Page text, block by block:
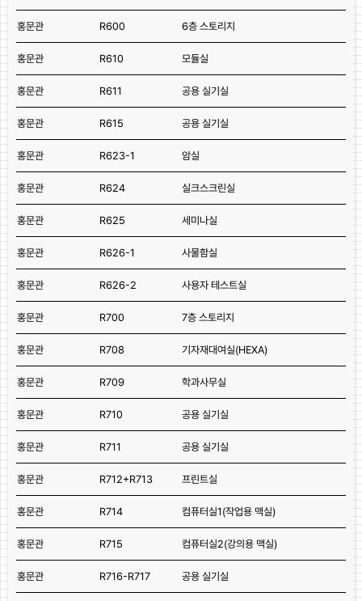
홍문관 R600 6층 스토리지
홍문관 R610 모듈실
홍문관 R611 공용 실기실
홍문관 R615 공용 실기실
홍문관 R623-1 암실
홍문관 R624 실크스크린실
홍문관 R625 세미나실
홍문관 R626-1 사물함실
홍문관 R626-2 사용자 테스트실
홍문관 R700 7층 스토리지
홍문관 R708 기자재대여실(HEXA)
홍문관 R709 학과사무실
홍문관 R710 공용 실기실
홍문관 R711 공용 실기실
홍문관 R712+R713 프린트실
홍문관 R714 컴퓨터실1(작업용 맥실)
홍문관 R715 컴퓨터실2(강의용 맥실)
홍문관 R716-R717 공용 실기실